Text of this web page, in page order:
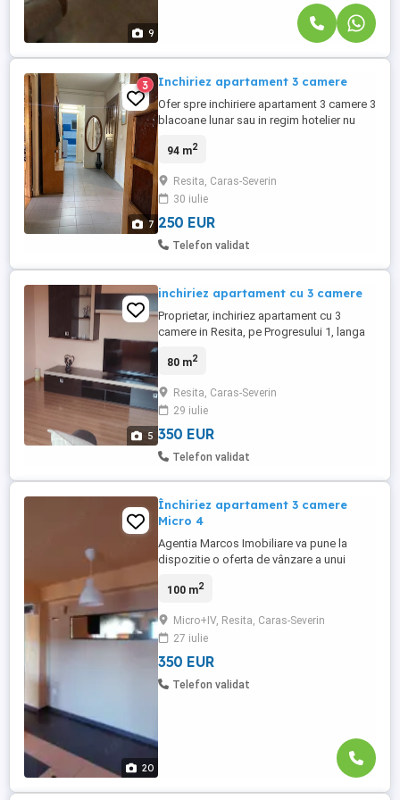
9
7
3 Inchiriez apartament 3 camere
Ofer spre inchiriere apartament 3 camere 3
blacoane lunar sau in regim hotelier nu
inchiriaza cu 1 chirie garantie plus luna in
apartamentul se afla in zona lunca o zona
f linistita si beneficeaza si de o boxa garaj
partial ...
94 m2
Resita, Caras-Severin
30 iulie
250 EUR
Telefon validat
5
inchiriez apartament cu 3 camere
Proprietar, inchiriez apartament cu 3
camere in Resita, pe Progresului 1, langa
bai si este dotat cu centrala termica si
familie serioasa, nu accept animale de
companie. 350 chirie + 350 garantie.
80 m2
Resita, Caras-Severin
29 iulie
350 EUR
Telefon validat
20
Închiriez apartament 3 camere
Micro 4
Agentia Marcos Imobiliare va pune la
dispozitie o oferta de vânzare a unui
Govandari, Micro 4, bulevardul Republicii
Confort 1 3 camere 2 bai 2 dormitoare
Balcon Centrala termica Podele laminate
Gresie si faianta Comisionul ...
100 m2
Micro+IV, Resita, Caras-Severin
27 iulie
350 EUR
Telefon validat